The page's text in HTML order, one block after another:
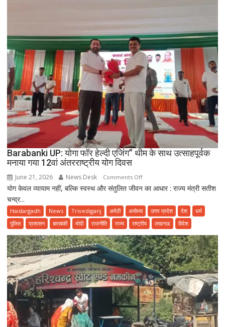
Barabanki UP: योगा फॉर हेल्दी एजिंग” थीम के साथ उत्साहपूर्वक
मनाया गया 12वां अंतरराष्ट्रीय योग दिवस
June 21, 2026 News Desk Comments Offon
Barabanki
योगा
फॉर
एजिंग”
थीम
के
साथ
उत्साहपूर्वक
मनाया
गया
12वां
योग केवल व्यायाम नहीं, बल्कि स्वस्थ और संतुलित जीवन का आधार : राज्य मंत्री सतीश
चन्द्र...
Haidargadh News Trivediganj अमेठी अयोध्या उत्तर प्रदेश देश
धर्म
पुलिस
प्रशासन बाराबंकी मोदी राजनीति राज्य राष्ट्रीय लखनऊ विदेश